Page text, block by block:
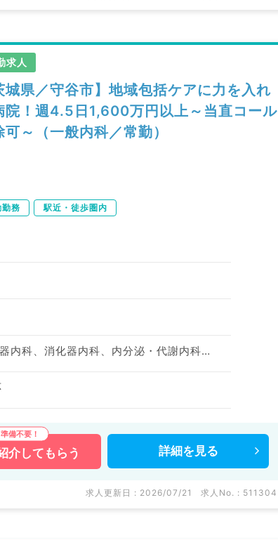
求人
城県／守谷市】地域包括ケアに力を入れ
院！週4.5日1,600万円以上～当直コール
可～（一般内科／常勤）
務 駅近・徒歩圏内
一般内科、循環器内科、呼吸器内科、消化器内科、内分泌・代謝内科、腎臓内科
介してもらう 詳細を 見る
求人更新日 : 2026/07/21 求人No. : 511304